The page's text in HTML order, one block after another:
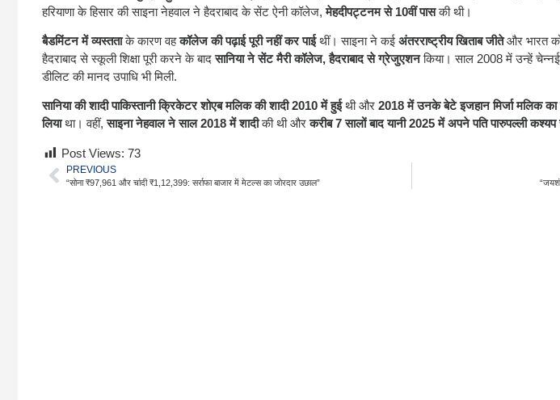
हरियाणा के हिसार की साइना नेहवाल ने हैदराबाद के सेंट ऐनी कॉलेज, मेहदीपट्टनम से 10वीं पासकी थी।
बैडमिंटन में व्यस्तताके कारण वहकॉलेज की पढ़ाई पूरी नहीं कर पाईथीं। साइना ने कई अंतरराष्ट्रीय खिताब जीतेऔर भारत
हैदराबाद से स्कूली शिक्षा पूरी करने के बादसानिया ने सेंट मैरी कॉलेज, हैदराबाद से ग्रेजुएशनकिया। साल 2008 में उन्हें
डीलिट की मानद उपाधि भी मिली.
सानिया की शादी पाकिस्तानी क्रिकेटर शोएब मलिक की शादी 2010 में हुईथी और 2018 में उनके बेटे इजहान मिर्जा मलिक
लियाथा। वहीं,साइना नेहवाल ने साल 2018 में शादीकी थी औरकरीब 7 सालों बाद यानी 2025 में अपने पति पारुपल्ली
Post Views: 73
PREVIOUS
“सोना ₹97,961 और चांदी ₹1,12,399: सर्राफा बाजार में मेटल्स का जोरदार उछाल”